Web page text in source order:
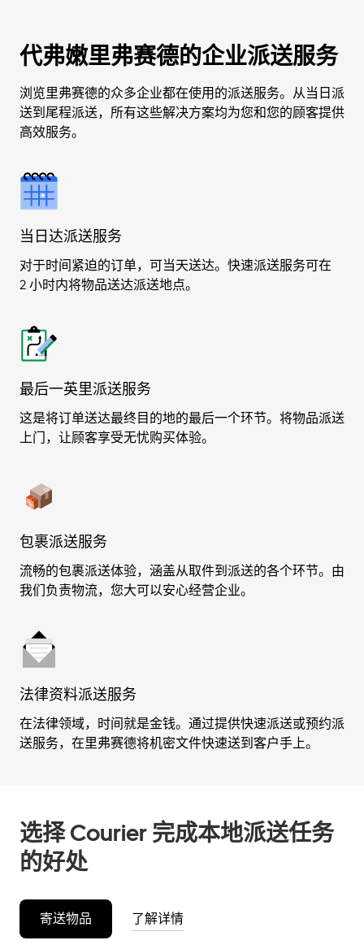
代弗嫩里弗赛德的企业派送服务
浏览里弗赛德的众多企业都在使用的派送服务。从当日派
送到尾程派送，所有这些解决方案均为您和您的顾客提供
高效服务。
当日达派送服务
对于时间紧迫的订单，可当天送达。快速派送服务可在
2 小时内将物品送达派送地点。
最后一英里派送服务
这是将订单送达最终目的地的最后一个环节。将物品派送
上门，让顾客享受无忧购买体验。
包裹派送服务
流畅的包裹派送体验，涵盖从取件到派送的各个环节。由
我们负责物流，您大可以安心经营企业。
法律资料派送服务
在法律领域，时间就是金钱。通过提供快速派送或预约派
送服务，在里弗赛德将机密文件快速送到客户手上。
选择 Courier 完成本地派送任务
的好处
寄送物品 了解详情